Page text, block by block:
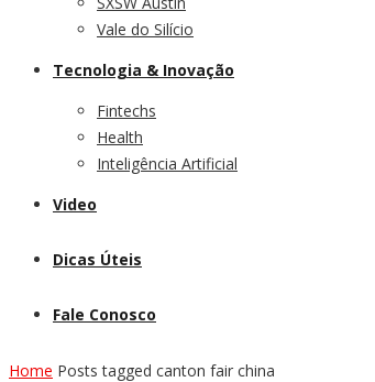
Vale do Silício
Tecnologia & Inovação
Fintechs
Health
Inteligência Artificial
Video
Dicas Úteis
Fale Conosco
Home Posts tagged canton fair china